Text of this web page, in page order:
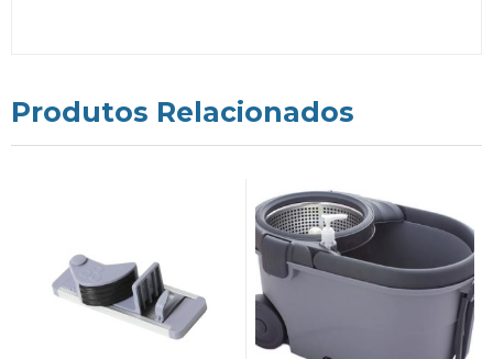
Produtos Relacionados